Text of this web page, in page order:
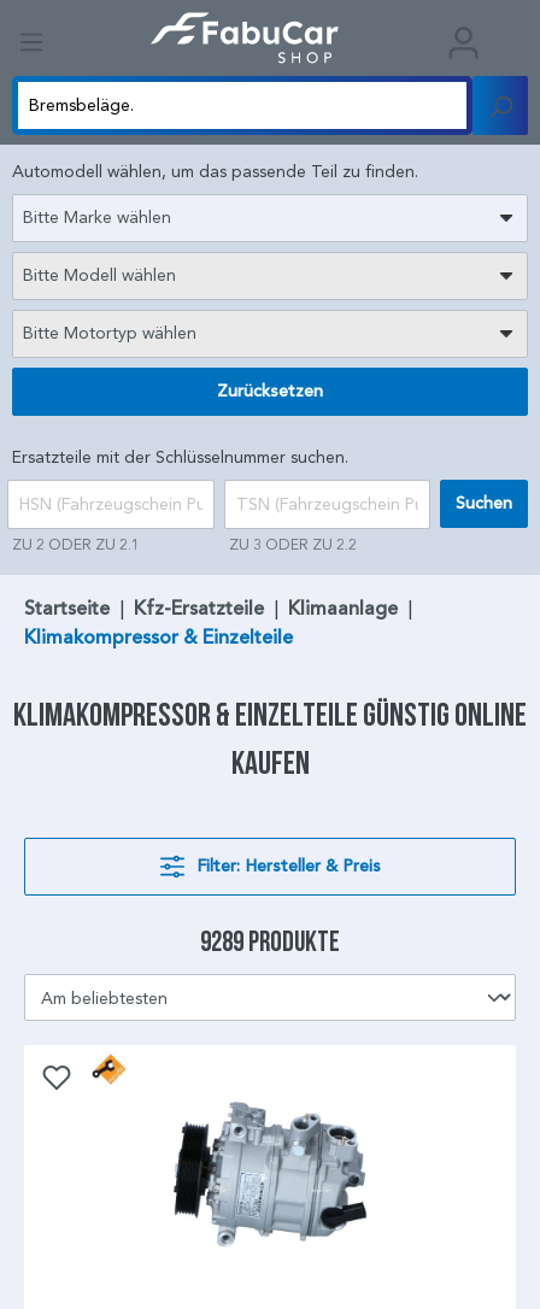
Automodell wählen, um das passende Teil zu finden.
Bitte Marke wählen
Bitte Modell wählen
Bitte Motortyp wählen
Zurücksetzen
Ersatzteile mit der Schlüsselnummer suchen.
ZU 2 ODER ZU 2.1 ZU 3 ODER ZU 2.2
Suchen
Startseite | Kfz-Ersatzteile | Klimaanlage |
Klimakompressor & Einzelteile
Klimakompressor & Einzelteile günstig online
kaufen
Filter: Hersteller & Preis
9289 Produkte